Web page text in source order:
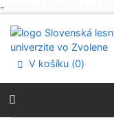
-
Prejsť na menu
Prehlásenie o
V košíku (0)